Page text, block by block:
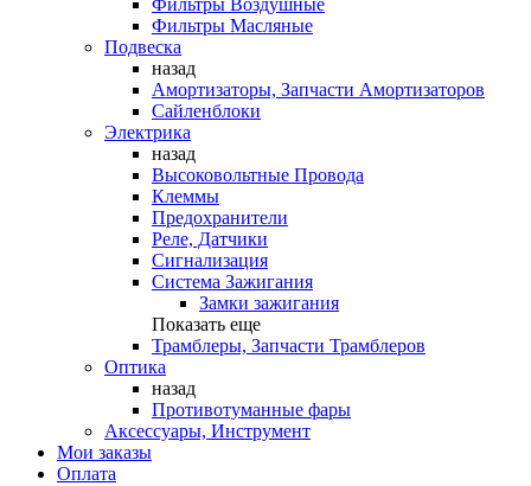
Фильтры Воздушные
Фильтры Масляные
Подвеска
назад
Амортизаторы, Запчасти Амортизаторов
Сайленблоки
Электрика
назад
Высоковольтные Провода
Клеммы
Предохранители
Реле, Датчики
Сигнализация
Система Зажигания
Замки зажигания
Показать еще
Трамблеры, Запчасти Трамблеров
Оптика
назад
Противотуманные фары
Аксессуары, Инструмент
Мои заказы
Оплата